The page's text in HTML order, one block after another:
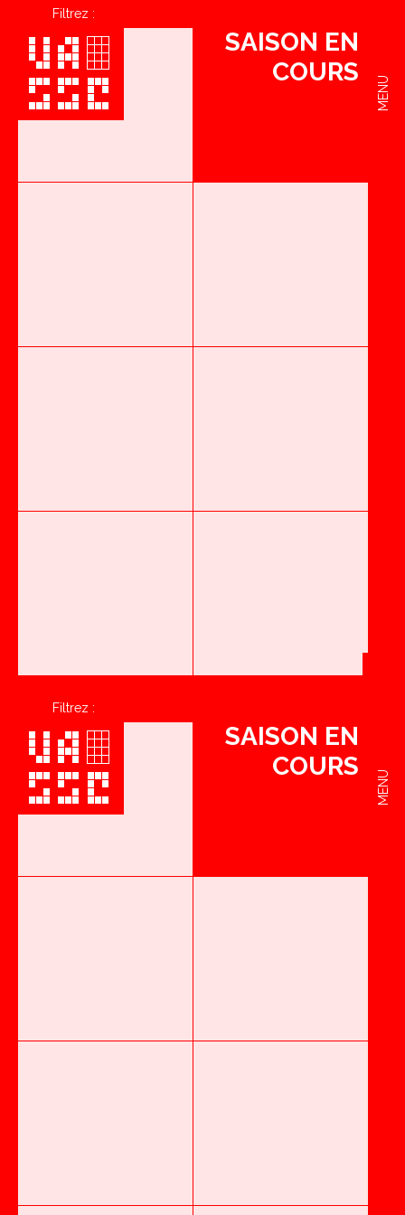
Filtrez :
MENU
SAISON EN
COURS
Filtrez :
MENU
SAISON EN
COURS